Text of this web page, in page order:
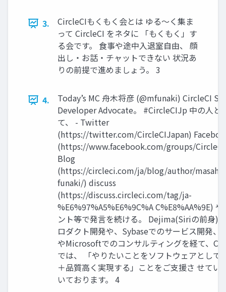
3.
CircleCIもくもく会とは ゆる～く集ま
って CircleCI をネタに 「もくもく」す
る会です。 食事や途中入退室自由、 顔
出し・お話・チャットできない 状況あ
りの前提で進めましょう。 3
4.
Today’s MC 舟木将彦 (@mfunaki) CircleCI
Developer Advocate。 #CircleCIJp 中の人と
て、 - Twitter
(https://twitter.com/CircleCIJapan)
(https://www.facebook.com/groups/
Blog
(https://circleci.com/ja/blog/author/
funaki/) discuss
(https://discuss.circleci.com/tag/ja-
%E6%97%A5%E6%9C%A C%E8%AA%9E)
ント等で発言を続ける。 Dejima(Siriの前身)
ロダクト開発や、Sybaseでのサービス開発、
やMicrosoftでのコンサルティングを経て、
では、 「やりたいことをソフトウェアとして
＋品質高く実現する」ことをご支援さ せてい
いております。 4